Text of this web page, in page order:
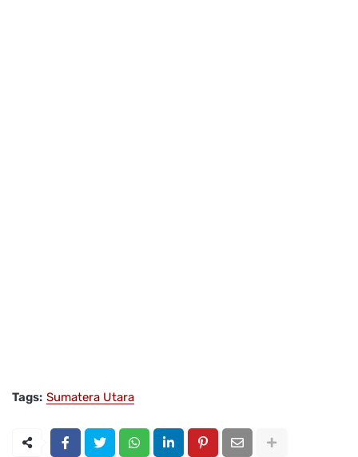
Tags: Sumatera Utara